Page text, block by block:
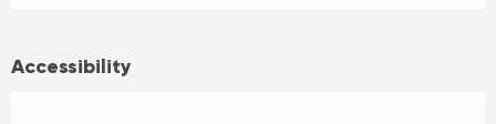
Accessibility